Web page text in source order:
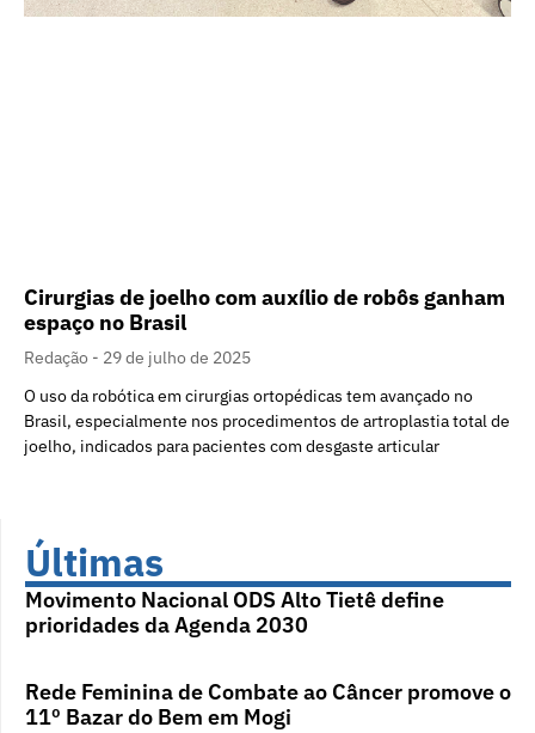
Cirurgias de joelho com auxílio de robôs ganham
espaço no Brasil
Redação
29 de julho de 2025
O uso da robótica em cirurgias ortopédicas tem avançado no
Brasil, especialmente nos procedimentos de artroplastia total de
joelho, indicados para pacientes com desgaste articular
Últimas
Movimento Nacional ODS Alto Tietê define
prioridades da Agenda 2030
Rede Feminina de Combate ao Câncer promove o
11º Bazar do Bem em Mogi